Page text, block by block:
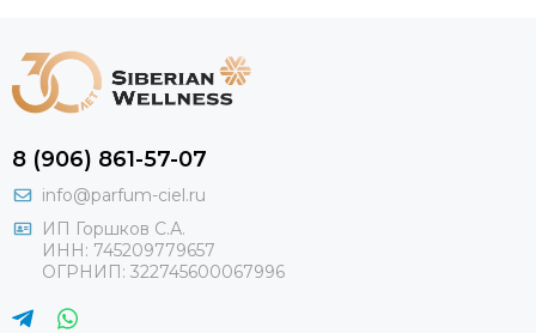
8 (906) 861-57-07
info@parfum-ciel.ru
ИП Горшков С.А.
ИНН: 745209779657
ОГРНИП: 322745600067996